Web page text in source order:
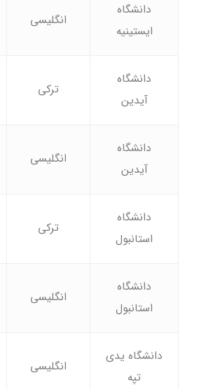
دانشگاه
ایستینیه
انگلیسی
دانشگاه
آیدین
ترکی
دانشگاه
آیدین
انگلیسی
دانشگاه
استانبول
ترکی
دانشگاه
استانبول
انگلیسی
دانشگاه یدی
تپه
انگلیسی